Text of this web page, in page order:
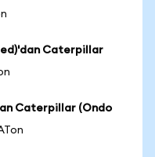
Caterpillar
Caterpillar (Ondo